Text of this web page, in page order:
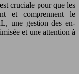
cruciale pour que les
et comprennent le
une gestion des en-
et une attention à